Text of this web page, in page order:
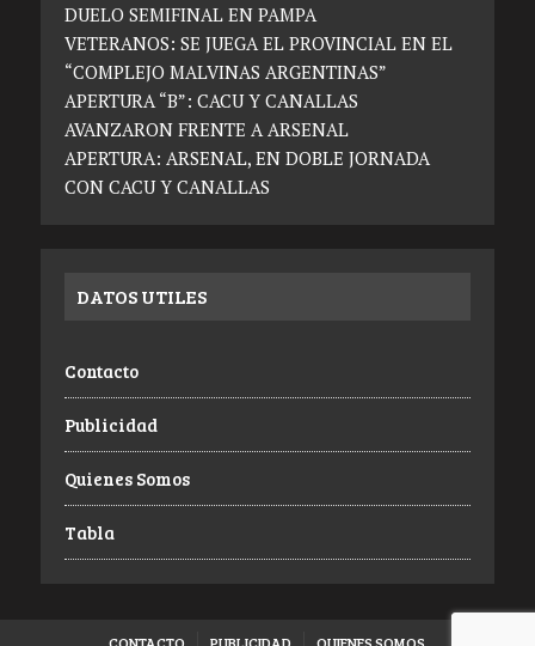
DUELO SEMIFINAL EN PAMPA
VETERANOS: SE JUEGA EL PROVINCIAL EN EL
“COMPLEJO MALVINAS ARGENTINAS”
APERTURA “B”: CACU Y CANALLAS
AVANZARON FRENTE A ARSENAL
APERTURA: ARSENAL, EN DOBLE JORNADA
CON CACU Y CANALLAS
DATOS UTILES
Contacto
Publicidad
Quienes Somos
Tabla